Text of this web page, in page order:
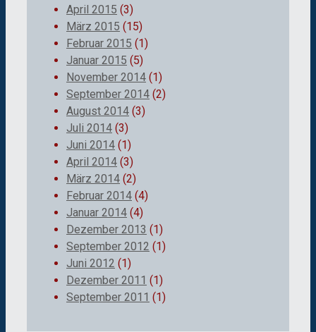
April 2015 (3)
März 2015 (15)
Februar 2015 (1)
Januar 2015 (5)
November 2014 (1)
September 2014 (2)
August 2014 (3)
Juli 2014 (3)
Juni 2014 (1)
April 2014 (3)
März 2014 (2)
Februar 2014 (4)
Januar 2014 (4)
Dezember 2013 (1)
September 2012 (1)
Juni 2012 (1)
Dezember 2011 (1)
September 2011 (1)